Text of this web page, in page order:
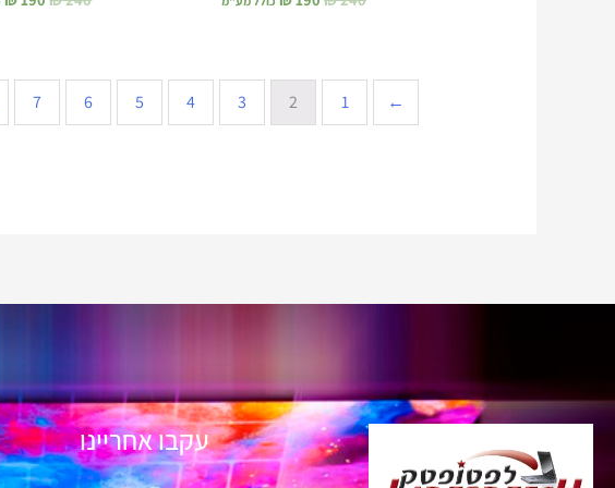
→
1
2
3
4
5
6
7
עקבו אחריינו